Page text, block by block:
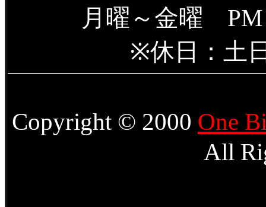
月曜～金曜 PM
※休日：土
Copyright © 2000 One
All